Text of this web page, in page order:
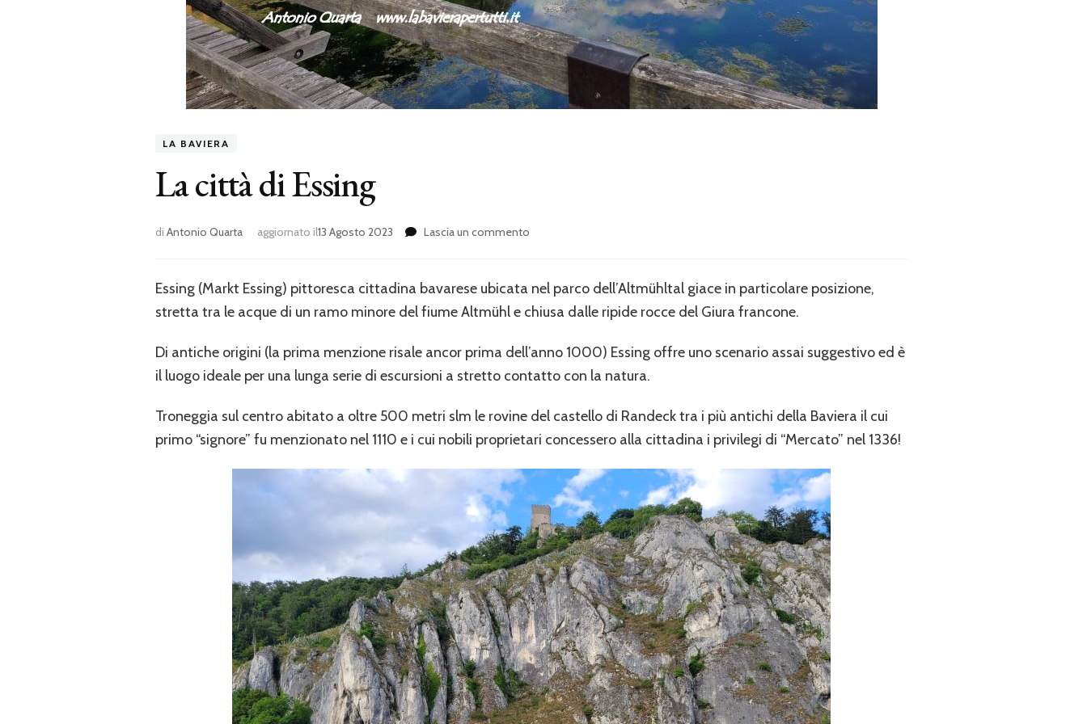
LA BAVIERA
La città di Essing
di Antonio Quarta aggiornato il13 Agosto 2023 Lascia un commento
Essing
Essing (Markt Essing) pittoresca cittadina bavarese ubicata nel parco dell’Altmühltal giace in particolare posizione,
stretta tra le acque di un ramo minore del fiume Altmühl e chiusa dalle ripide rocce del Giura francone.
Di antiche origini (la prima menzione risale ancor prima dell’anno 1000) Essing offre uno scenario assai suggestivo ed è
il luogo ideale per una lunga serie di escursioni a stretto contatto con la natura.
Troneggia sul centro abitato a oltre 500 metri slm le rovine del castello di Randeck tra i più antichi della Baviera il cui
primo “signore” fu menzionato nel 1110 e i cui nobili proprietari concessero alla cittadina i privilegi di “Mercato” nel 1336!